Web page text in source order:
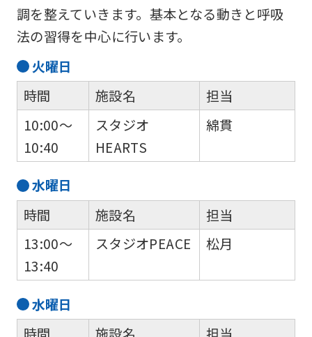
調を整えていきます。基本となる動きと呼吸
法の習得を中心に行います。
火曜日
時間
10:00～
10:40
施設名
スタジオ
HEARTS
担当
綿貫
水曜日
時間
13:00～
13:40
施設名
スタジオPEACE
担当
松月
水曜日